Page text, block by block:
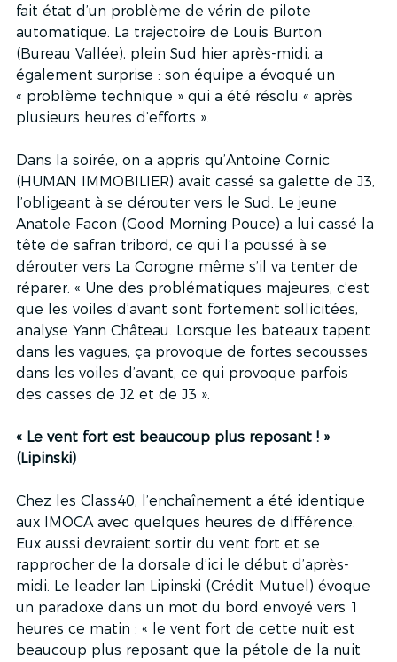
fait état d’un problème de vérin de pilote
automatique. La trajectoire de Louis Burton
(Bureau Vallée), plein Sud hier après-midi, a
également surprise : son équipe a évoqué un
« problème technique » qui a été résolu « après
plusieurs heures d’efforts ».
Dans la soirée, on a appris qu’Antoine Cornic
(HUMAN IMMOBILIER) avait cassé sa galette de J3,
l’obligeant à se dérouter vers le Sud. Le jeune
Anatole Facon (Good Morning Pouce) a lui cassé la
tête de safran tribord, ce qui l’a poussé à se
dérouter vers La Corogne même s’il va tenter de
réparer. « Une des problématiques majeures, c’est
que les voiles d’avant sont fortement sollicitées,
analyse Yann Château. Lorsque les bateaux tapent
dans les vagues, ça provoque de fortes secousses
dans les voiles d’avant, ce qui provoque parfois
des casses de J2 et de J3 ».
« Le vent fort est beaucoup plus reposant ! »
(Lipinski)
Chez les Class40, l’enchaînement a été identique
aux IMOCA avec quelques heures de différence.
Eux aussi devraient sortir du vent fort et se
rapprocher de la dorsale d’ici le début d’après-
midi. Le leader Ian Lipinski (Crédit Mutuel) évoque
un paradoxe dans un mot du bord envoyé vers 1
heures ce matin : « le vent fort de cette nuit est
beaucoup plus reposant que la pétole de la nuit